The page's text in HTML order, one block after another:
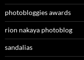
photobloggies awards
rion nakaya photoblog
sandalias